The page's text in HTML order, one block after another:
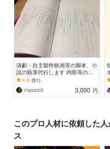
演劇・自主製作映画等の脚本、小
説の執筆代行します 内容等の希
望、演目時間や納期など柔軟に相
談応じます。
4.9 (51)
masato0
3,000 円
このプロ人材に依頼した
ス